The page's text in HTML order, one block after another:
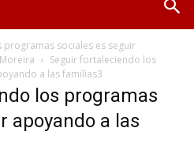
sociales es seguir
Seguir fortaleciendo los
a las familias3
los programas
apoyando a las